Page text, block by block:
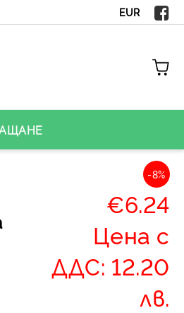
EUR
-8%
€6.24
Цена с
ДДС: 12.20
лв.